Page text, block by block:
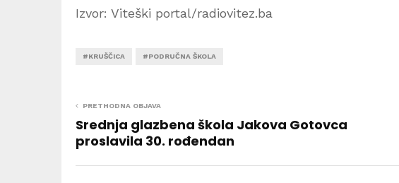
Izvor: Viteški portal/radiovitez.ba
#KRUŠČICA #PODRUČNA ŠKOLA
PRETHODNA OBJAVA
Srednja glazbena škola Jakova Gotovca
proslavila 30. rođendan